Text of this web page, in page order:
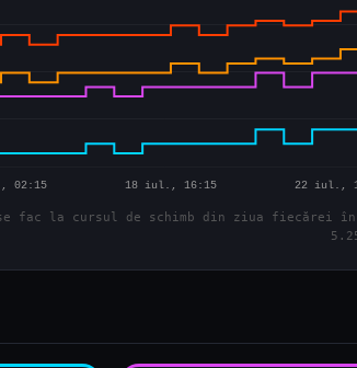
fac la cursul de schimb din ziua fiecărei